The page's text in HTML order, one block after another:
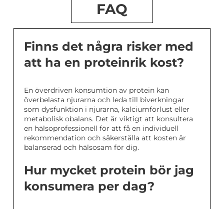
FAQ
Finns det några risker med
att ha en proteinrik kost?
En överdriven konsumtion av protein kan
överbelasta njurarna och leda till biverkningar
som dysfunktion i njurarna, kalciumförlust eller
metabolisk obalans. Det är viktigt att konsultera
en hälsoprofessionell för att få en individuell
rekommendation och säkerställa att kosten är
balanserad och hälsosam för dig.
Hur mycket protein bör jag
konsumera per dag?